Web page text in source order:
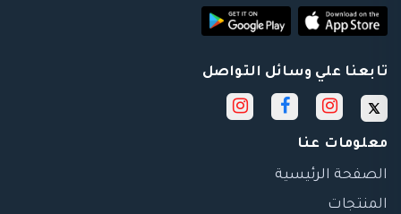
تابعنا علي وسائل التواصل
معلومات عنا
الصفحة الرئيسية
المنتجات